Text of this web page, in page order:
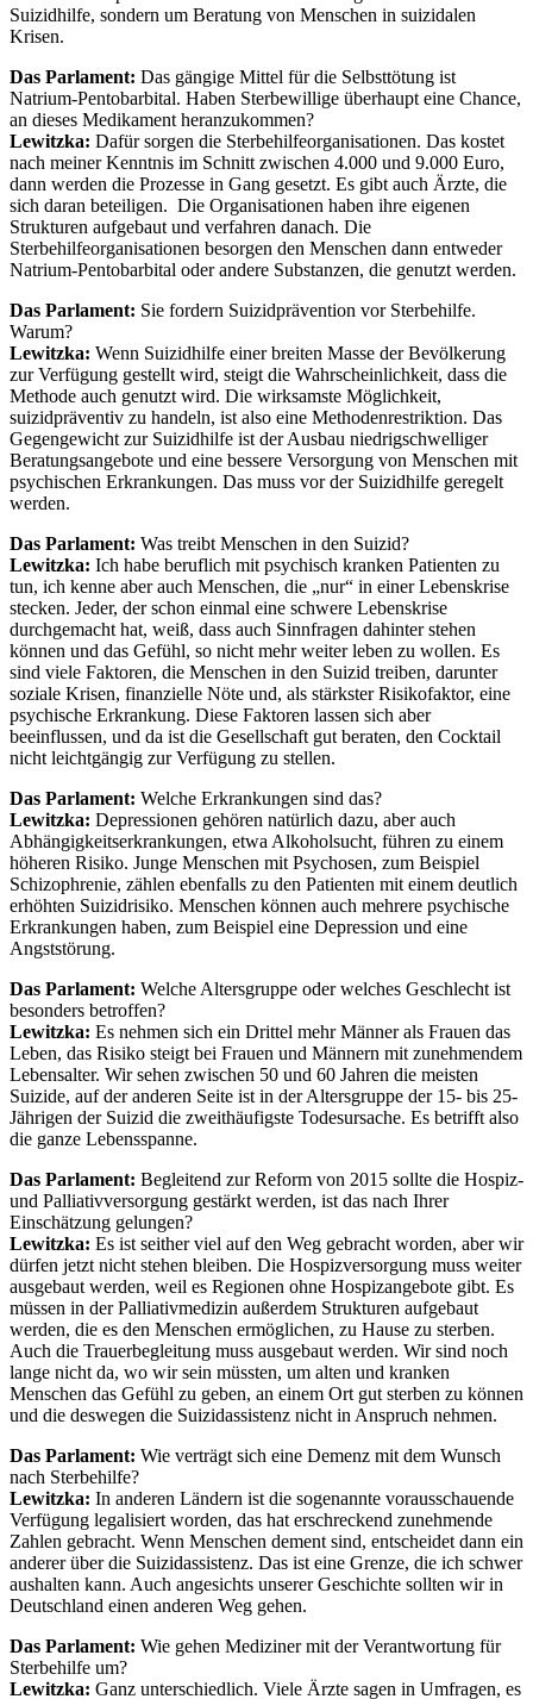
Suizidhilfe, sondern um Beratung von Menschen in suizidalen
Krisen.
Das Parlament: Das gängige Mittel für die Selbsttötung ist
Natrium-Pentobarbital. Haben Sterbewillige überhaupt eine Chance,
an dieses Medikament heranzukommen?
Lewitzka: Dafür sorgen die Sterbehilfeorganisationen. Das kostet
nach meiner Kenntnis im Schnitt zwischen 4.000 und 9.000 Euro,
dann werden die Prozesse in Gang gesetzt. Es gibt auch Ärzte, die
sich daran beteiligen. Die Organisationen haben ihre eigenen
Strukturen aufgebaut und verfahren danach. Die
Sterbehilfeorganisationen besorgen den Menschen dann entweder
Natrium-Pentobarbital oder andere Substanzen, die genutzt werden.
Das Parlament: Sie fordern Suizidprävention vor Sterbehilfe.
Warum?
Lewitzka: Wenn Suizidhilfe einer breiten Masse der Bevölkerung
zur Verfügung gestellt wird, steigt die Wahrscheinlichkeit, dass die
Methode auch genutzt wird. Die wirksamste Möglichkeit,
suizidpräventiv zu handeln, ist also eine Methodenrestriktion. Das
Gegengewicht zur Suizidhilfe ist der Ausbau niedrigschwelliger
Beratungsangebote und eine bessere Versorgung von Menschen mit
psychischen Erkrankungen. Das muss vor der Suizidhilfe geregelt
werden.
Das Parlament: Was treibt Menschen in den Suizid?
Lewitzka: Ich habe beruflich mit psychisch kranken Patienten zu
tun, ich kenne aber auch Menschen, die „nur“ in einer Lebenskrise
stecken. Jeder, der schon einmal eine schwere Lebenskrise
durchgemacht hat, weiß, dass auch Sinnfragen dahinter stehen
können und das Gefühl, so nicht mehr weiter leben zu wollen. Es
sind viele Faktoren, die Menschen in den Suizid treiben, darunter
soziale Krisen, finanzielle Nöte und, als stärkster Risikofaktor, eine
psychische Erkrankung. Diese Faktoren lassen sich aber
beeinflussen, und da ist die Gesellschaft gut beraten, den Cocktail
nicht leichtgängig zur Verfügung zu stellen.
Das Parlament: Welche Erkrankungen sind das?
Lewitzka: Depressionen gehören natürlich dazu, aber auch
Abhängigkeitserkrankungen, etwa Alkoholsucht, führen zu einem
höheren Risiko. Junge Menschen mit Psychosen, zum Beispiel
Schizophrenie, zählen ebenfalls zu den Patienten mit einem deutlich
erhöhten Suizidrisiko. Menschen können auch mehrere psychische
Erkrankungen haben, zum Beispiel eine Depression und eine
Angststörung.
Das Parlament: Welche Altersgruppe oder welches Geschlecht ist
besonders betroffen?
Lewitzka: Es nehmen sich ein Drittel mehr Männer als Frauen das
Leben, das Risiko steigt bei Frauen und Männern mit zunehmendem
Lebensalter. Wir sehen zwischen 50 und 60 Jahren die meisten
Suizide, auf der anderen Seite ist in der Altersgruppe der 15- bis 25-
Jährigen der Suizid die zweithäufigste Todesursache. Es betrifft also
die ganze Lebensspanne.
Das Parlament: Begleitend zur Reform von 2015 sollte die Hospiz-
und Palliativversorgung gestärkt werden, ist das nach Ihrer
Einschätzung gelungen?
Lewitzka: Es ist seither viel auf den Weg gebracht worden, aber wir
dürfen jetzt nicht stehen bleiben. Die Hospizversorgung muss weiter
ausgebaut werden, weil es Regionen ohne Hospizangebote gibt. Es
müssen in der Palliativmedizin außerdem Strukturen aufgebaut
werden, die es den Menschen ermöglichen, zu Hause zu sterben.
Auch die Trauerbegleitung muss ausgebaut werden. Wir sind noch
lange nicht da, wo wir sein müssten, um alten und kranken
Menschen das Gefühl zu geben, an einem Ort gut sterben zu können
und die deswegen die Suizidassistenz nicht in Anspruch nehmen.
Das Parlament: Wie verträgt sich eine Demenz mit dem Wunsch
nach Sterbehilfe?
Lewitzka: In anderen Ländern ist die sogenannte vorausschauende
Verfügung legalisiert worden, das hat erschreckend zunehmende
Zahlen gebracht. Wenn Menschen dement sind, entscheidet dann ein
anderer über die Suizidassistenz. Das ist eine Grenze, die ich schwer
aushalten kann. Auch angesichts unserer Geschichte sollten wir in
Deutschland einen anderen Weg gehen.
Das Parlament: Wie gehen Mediziner mit der Verantwortung für
Sterbehilfe um?
Lewitzka: Ganz unterschiedlich. Viele Ärzte sagen in Umfragen, es